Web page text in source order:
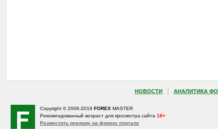
НОВОСТИ АНАЛИТИКА
Copyright © 2006-2019 FOREX MASTER
Рекомендованный возраст для просмотра сайта 18+
Разместить рекламу на форекс портале